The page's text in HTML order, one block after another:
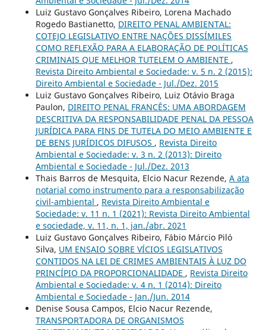
Luiz Gustavo Gonçalves Ribeiro, Lorena Machado
Rogedo Bastianetto, DIREITO PENAL AMBIENTAL:
COTEJO LEGISLATIVO ENTRE NAÇÕES DISSÍMILES
COMO REFLEXÃO PARA A ELABORAÇÃO DE POLÍTICAS
CRIMINAIS QUE MELHOR TUTELEM O AMBIENTE ,
Revista Direito Ambiental e Sociedade: v. 5 n. 2 (2015):
Direito Ambiental e Sociedade - Jul./Dez. 2015
Luiz Gustavo Gonçalves Ribeiro, Luiz Otávio Braga
Paulon, DIREITO PENAL FRANCÊS: UMA ABORDAGEM
DESCRITIVA DA RESPONSABILIDADE PENAL DA PESSOA
JURÍDICA PARA FINS DE TUTELA DO MEIO AMBIENTE E
DE BENS JURÍDICOS DIFUSOS , Revista Direito
Ambiental e Sociedade: v. 3 n. 2 (2013): Direito
Ambiental e Sociedade - Jul./Dez. 2013
Thais Barros de Mesquita, Elcio Nacur Rezende, A ata
notarial como instrumento para a responsabilização
civil-ambiental , Revista Direito Ambiental e
Sociedade: v. 11 n. 1 (2021): Revista Direito Ambiental
e sociedade, v. 11, n. 1, jan./abr. 2021
Luiz Gustavo Gonçalves Ribeiro, Fábio Márcio Piló
Silva, UM ENSAIO SOBRE VÍCIOS LEGISLATIVOS
CONTIDOS NA LEI DE CRIMES AMBIENTAIS À LUZ DO
PRINCÍPIO DA PROPORCIONALIDADE , Revista Direito
Ambiental e Sociedade: v. 4 n. 1 (2014): Direito
Ambiental e Sociedade - Jan./Jun. 2014
Denise Sousa Campos, Elcio Nacur Rezende,
TRANSPORTADORA DE ORGANISMOS